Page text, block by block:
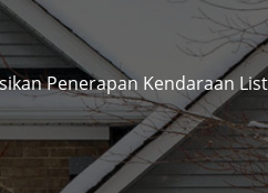
Penerapan Kendaraan